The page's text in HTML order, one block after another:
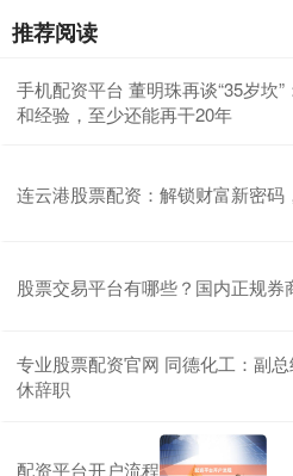
推荐阅读
手机配资平台 董明珠再谈“35岁坎”
和经验，至少还能再干20年
连云港股票配资：解锁财富新密码
股票交易平台有哪些？国内正规券
专业股票配资官网 同德化工：副
休辞职
配资平台开户流程